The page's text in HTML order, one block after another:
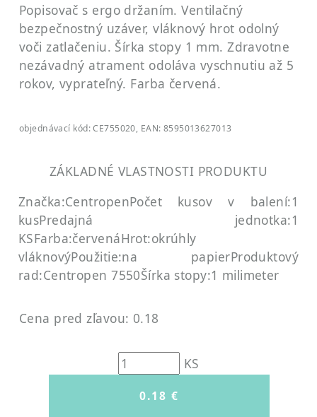
Popisovač s ergo držaním. Ventilačný
bezpečnostný uzáver, vláknový hrot odolný
voči zatlačeniu. Šírka stopy 1 mm. Zdravotne
nezávadný atrament odoláva vyschnutiu až 5
rokov, vyprateľný. Farba červená.
objednávací kód: CE755020, EAN: 8595013627013
ZÁKLADNÉ VLASTNOSTI PRODUKTU
Značka:CentropenPočet kusov v balení:1
kusPredajná jednotka:1
KSFarba:červenáHrot:okrúhly
vláknovýPoužitie:na papierProduktový
rad:Centropen 7550Šírka stopy:1 milimeter
Cena pred zľavou: 0.18
KS